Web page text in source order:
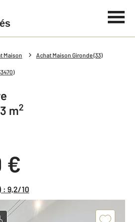
Maison Achat Maison Gironde (33)
m2
€
: 9,2/10